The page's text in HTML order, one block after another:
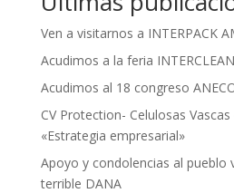
Ven a visitarnos a INTERPACK
Acudimos a la feria
Acudimos al 18 congreso
CV Protection- Celulosas
«Estrategia empresarial»
Apoyo y condolencias al pueblo
terrible DANA